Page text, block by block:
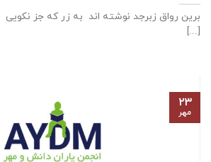
برین رواق زبرجد نوشته اند به زر که جز نکویی
[...]
۲۳
مهر